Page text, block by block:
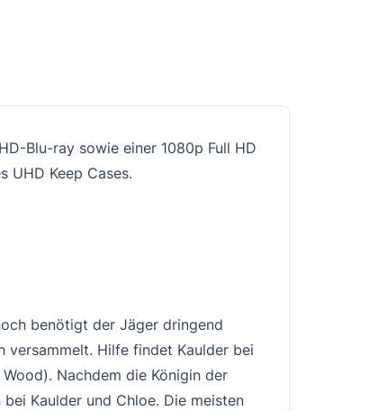
Blu-ray sowie einer 1080p Full HD
UHD Keep Cases.
benötigt der Jäger dringend
versammelt. Hilfe findet Kaulder bei
Nachdem die Königin der
Kaulder und Chloe. Die meisten